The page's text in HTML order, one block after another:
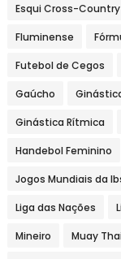
Esqui Cross-Country
Fluminense
Futebol de Cegos
Gaúcho
Ginástica Rítmica
Handebol Feminino
Jogos Mundiais da
Liga das Nações
Mineiro Muay